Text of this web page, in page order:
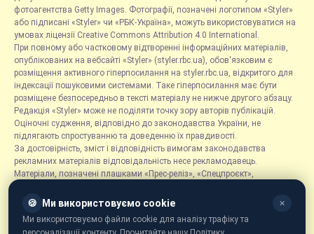
фотоагентства Getty Images. Фотографії, позначені логотипом «Styler»
або підписані «Styler» чи «РБК-Україна», можуть використовуватися на
умовах ліцензії Creative Commons Attribution 4.0 International.
При повному або частковому відтворенні інформаційних матеріалів,
опублікованих на вебсайті «Styler» (styler.rbc.ua), обов'язковим є
розміщення активного гіперпосилання на styler.rbc.ua, відкритого для
індексації пошуковими системами. Таке гіперпосилання має бути
розміщене безпосередньо в тексті матеріалу не нижче другого абзацу.
Редакція «Styler» може не поділяти точку зору авторів публікацій.
Оціночні судження, відповідно до законодавства України, не
підлягають спростуванню та доведенню їх правдивості.
За достовірність, зміст і відповідність вимогам законодавства
рекламних матеріалів відповідальність несе рекламодавець.
Матеріали, позначені плашками «Прес-реліз», «Спецпроєкт»,
розміщуються на правах реклами.
Рубрика «Новини компаній» є інформаційним форматом, що містить
новини, повідомлення та оголошення, пов'язані з діяльністю
🍪 Ми використовуємо cookie ✕
Ми використовуємо файли cookie для аналізу трафіку та